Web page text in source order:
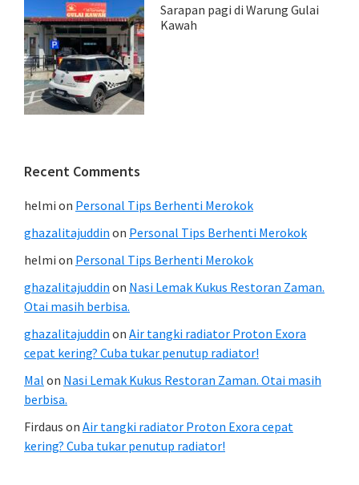
Sarapan pagi di Warung Gulai
Kawah
Recent Comments
helmi on Personal Tips Berhenti Merokok
ghazalitajuddin on Personal Tips Berhenti Merokok
helmi on Personal Tips Berhenti Merokok
ghazalitajuddin on Nasi Lemak Kukus Restoran Zaman.
Otai masih berbisa.
ghazalitajuddin on Air tangki radiator Proton Exora
cepat kering? Cuba tukar penutup radiator!
Mal on Nasi Lemak Kukus Restoran Zaman. Otai masih
berbisa.
Firdaus on Air tangki radiator Proton Exora cepat
kering? Cuba tukar penutup radiator!